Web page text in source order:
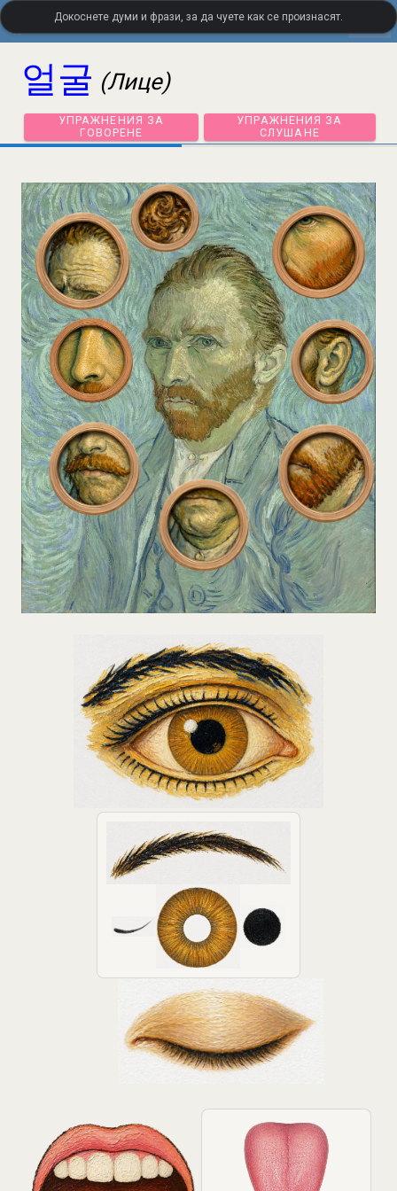
LanguageGuide.org•Корейски визуален речник
얼굴 (Лице)
УПРАЖНЕНИЯ ЗА
ГОВОРЕНЕ
УПРАЖНЕНИЯ ЗА
Докоснете думи и фрази, за да чуете как се произнасят.